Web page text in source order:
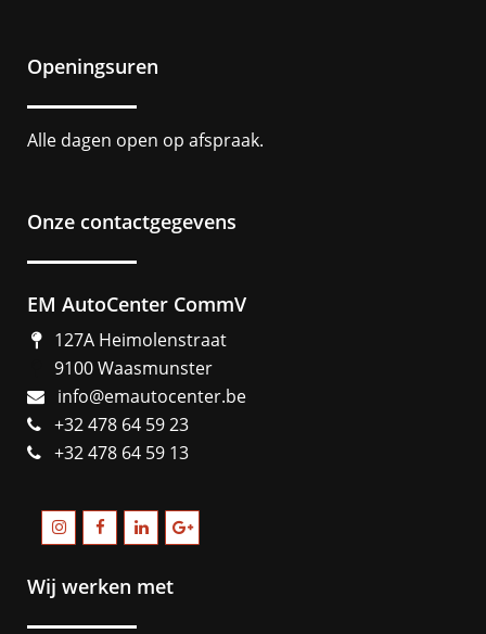
Openingsuren
Alle dagen open op afspraak.
Onze contactgegevens
EM AutoCenter CommV
127A Heimolenstraat
9100 Waasmunster
info@emautocenter.be
+32 478 64 59 23
+32 478 64 59 13
Wij werken met